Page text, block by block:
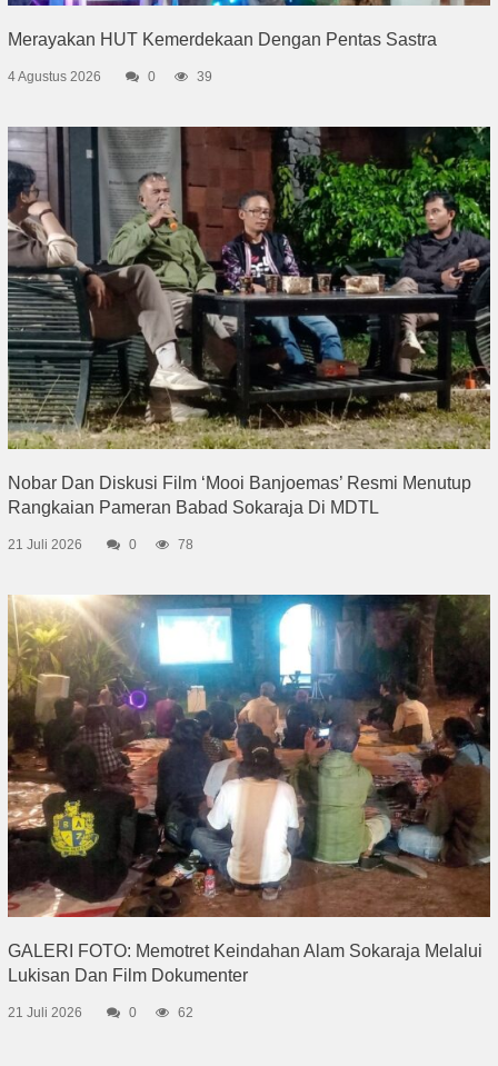
Merayakan HUT Kemerdekaan Dengan Pentas Sastra
4 Agustus 2026 0 39
Nobar Dan Diskusi Film ‘Mooi Banjoemas’ Resmi Menutup
Rangkaian Pameran Babad Sokaraja Di MDTL
21 Juli 2026 0 78
GALERI FOTO: Memotret Keindahan Alam Sokaraja Melalui
Lukisan Dan Film Dokumenter
21 Juli 2026 0 62